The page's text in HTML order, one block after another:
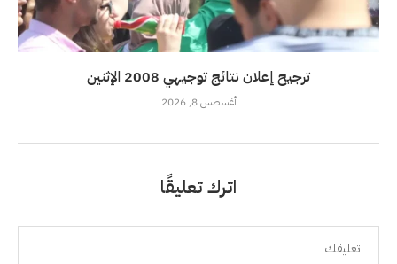
ترجيح إعلان نتائج توجيهي 2008 الإثنين
أغسطس 8, 2026
اترك تعليقًا